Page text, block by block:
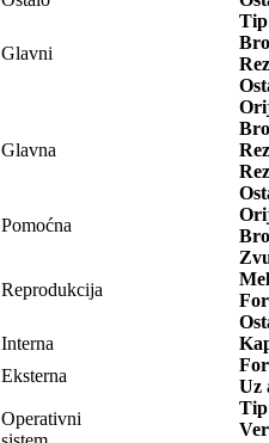
Glavni
Glavna
Pomoćna
Reprodukcija
Interna
Eksterna
Uz
Operativni